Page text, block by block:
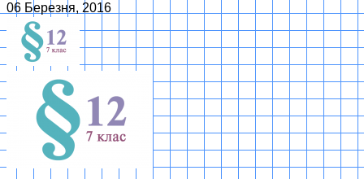
06 Березня, 2016